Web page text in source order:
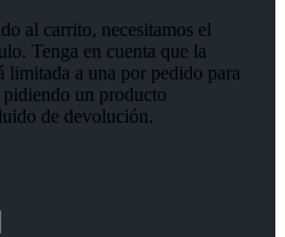
al carrito, necesitamos el
Tenga en cuenta que la
limitada a una por pedido para
pidiendo un producto
de devolución.